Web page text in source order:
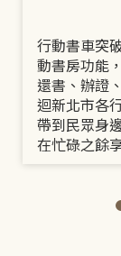
行動書車突
動書房功能
還書、辦證
迴新北市各
帶到民眾身
在忙碌之餘